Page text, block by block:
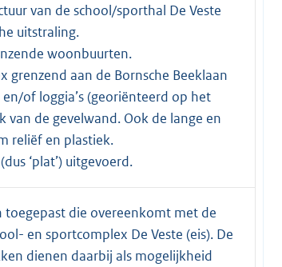
van de school/sporthal De Veste
uitstraling.
woonbuurten.
aan de Bornsche Beeklaan
of loggia’s (georiënteerd op het
van de gevelwand. Ook de lange en
reliëf en plastiek.
‘plat’) uitgevoerd.
die overeenkomt met de
en sportcomplex De Veste (eis). De
dienen daarbij als mogelijkheid